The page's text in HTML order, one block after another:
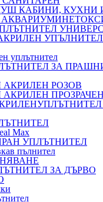
КАБИНИ, КУХНИ
уплътнител
ЗА
АКРИЛЕН РОЗОВ
АКРИЛЕН ПРОЗРАЧЕН
Max
УПЛЪТНИТЕЛ
пълнител
ЗА ДЪРВО